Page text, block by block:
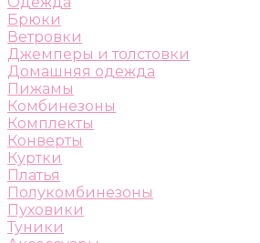
Брюки
Ветровки
Джемперы и толстовки
Домашняя одежда
Пижамы
Комбинезоны
Комплекты
Конверты
Куртки
Платья
Полукомбинезоны
Пуховики
Туники